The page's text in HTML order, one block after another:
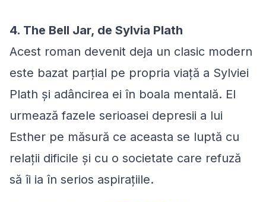
4. The Bell Jar, de Sylvia Plath
Acest roman devenit deja un clasic modern
este bazat parțial pe propria viață a Sylviei
Plath și adâncirea ei în boala mentală. El
urmează fazele serioasei depresii a lui
Esther pe măsură ce aceasta se luptă cu
relații dificile și cu o societate care refuză
să îi ia în serios aspirațiile.